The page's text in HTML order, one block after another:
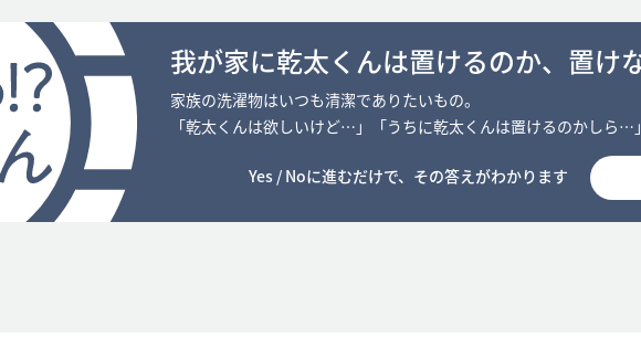
我が家に乾太くんは置けるのか、置け
家族の洗濯物はいつも清潔でありたいもの。
「乾太くんは欲しいけど…」「うちに乾太くんは置けるのかしら…」
Yes / Noに進むだけで、その答えがわかります